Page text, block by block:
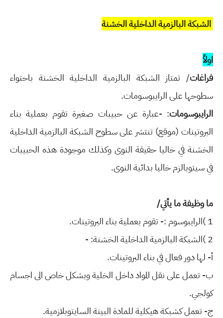
الشبكة البالزمية الداخلية الخشنة
اولاً
فراغات/ تمتاز الشبكة البالزمية الداخلية الخشنة باحتواء
سطوحها على الرايبوسومات.
الرايبوسومات: -عبارة عن حبيبات صغيرة تقوم بعملية بناء
البروتينات (موقع) تنتشر على سطوح الشبكة البالزمية الداخلية
الخشنة في خاليا حقيقة النوى وكذلك موجودة هذه الحبيبات
فيسيتوبالزم خاليا بدائية النوى.
ما وظيفة ما يأتي/
1 )الرايبوسوم :- تقوم بعملية بناء البروتينات.
2 )الشبكة البالزمية الداخلية الخشنة: -
أ- لها دور فعال في بناء البروتينات.
ب- تعمل على نقلالمواد داخل الخلية وبشكل خاص الى اجسام
كولجي.
ج- تعمل كشبكة هيكلية للمادة البينةالسايتوبلازمية.